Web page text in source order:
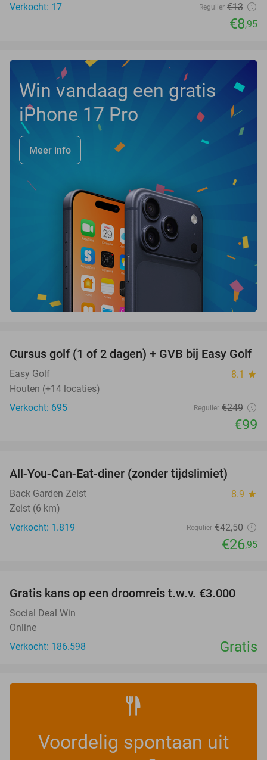
Verkocht: 17
Regulier €13
€8,95
Win vandaag een gratis
iPhone 17 Pro
Meer info
60%
Cursus golf (1 of 2 dagen) + GVB bij Easy Golf
Easy Golf 8.1 star
Houten (+14 locaties)
Verkocht: 695
Regulier €249
€99
All-You-Can-Eat-diner (zonder tijdslimiet)
Back Garden Zeist 8.9 star
Zeist (6 km)
Verkocht: 1.819
Regulier €42,50
€26,95
Gratis kans op een droomreis t.w.v. €3.000
Social Deal Win
Online
Verkocht: 186.598
Gratis
Voordelig spontaan uit